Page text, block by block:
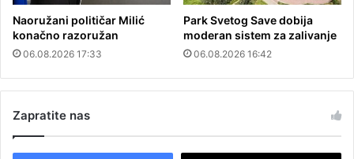
Naoružani političar Milić
konačno razoružan
06.08.2026 17:33
Park Svetog Save dobija
moderan sistem za zalivanje
06.08.2026 16:42
Zapratite nas